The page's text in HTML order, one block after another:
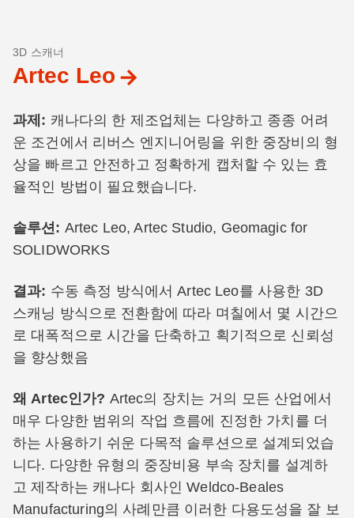
3D 스캐너
Artec Leo
과제 : 캐나다의 한 제조업체는 다양하고 종종 어려
운 조건에서 리버스 엔지니어링을 위한 중장비의 형
상을 빠르고 안전하고 정확하게 캡처할 수 있는 효
율적인 방법이 필요했습니다.
솔루션: Artec Leo, Artec Studio, Geomagic for
SOLIDWORKS
결과: 수동 측정 방식에서 Artec Leo를 사용한 3D
스캐닝 방식으로 전환함에 따라 며칠에서 몇 시간으
로 대폭적으로 시간을 단축하고 획기적으로 신뢰성
을 향상했음
왜 Artec인가? Artec의 장치는 거의 모든 산업에서
매우 다양한 범위의 작업 흐름에 진정한 가치를 더
하는 사용하기 쉬운 다목적 솔루션으로 설계되었습
니다. 다양한 유형의 중장비용 부속 장치를 설계하
고 제작하는 캐나다 회사인 Weldco-Beales
Manufacturing의 사례만큼 이러한 다용도성을 잘 보